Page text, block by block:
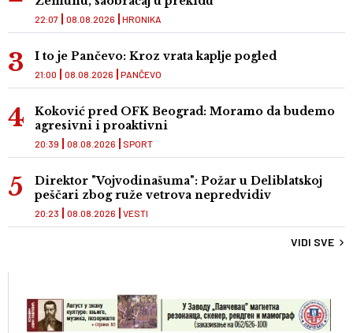
HRONIKA
22:07 08.08.2026
I to je Pančevo: Kroz vrata kaplje pogled
PANČEVO
21:00 08.08.2026
Koković pred OFK Beograd: Moramo da budemo
agresivni i proaktivni
SPORT
20:39 08.08.2026
Direktor "Vojvodinašuma": Požar u Deliblatskoj
peščari zbog ruže vetrova nepredvidiv
VESTI
20:23 08.08.2026
VIDI SVE